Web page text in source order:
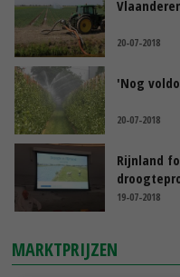
20-07-2018
'Nog
20-07-2018
Rijnland
19-07-2018
MARKTPRIJZEN